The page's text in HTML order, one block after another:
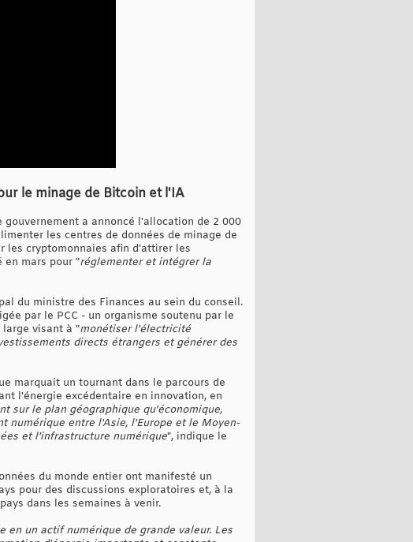
le minage de Bitcoin et l'IA
a annoncé l'allocation de 2 000
les centres de données de minage de
les cryptomonnaies afin d'attirer les
en mars pour "réglementer et intégrer la
du ministre des Finances au sein du conseil.
par le PCC - un organisme soutenu par le
large visant à "monétiser l'électricité
directs étrangers et générer des
marquait un tournant dans le parcours de
l'énergie excédentaire en innovation, en
sur le plan géographique qu'économique,
numérique entre l'Asie, l'Europe et le Moyen-
et l'infrastructure numérique", indique le
du monde entier ont manifesté un
pour des discussions exploratoires et, à la
dans les semaines à venir.
un actif numérique de grande valeur. Les